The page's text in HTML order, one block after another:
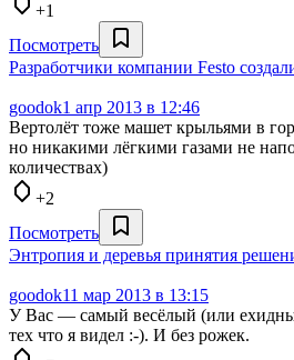
+1
Посмотреть
Разработчики компании Festo
goodok1 апр 2013 в 12:46
Вертолёт тоже машет крыльями в
но никакими лёгкими газами не
количествах)
+2
Посмотреть
Энтропия и деревья принятия
goodok11 мар 2013 в 13:15
У Вас — самый весёлый (или
тех что я видел :-). И без рожек.